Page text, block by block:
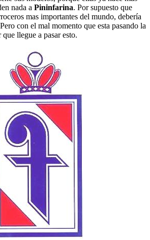
nada a Pininfarina. Por supuesto que
mas importantes del mundo, debería
con el mal momento que esta pasando la
llegue a pasar esto.